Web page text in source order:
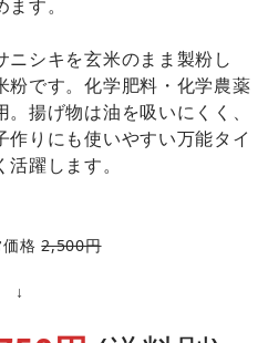
す。
ニシキを玄米のまま製粉し
粉です。化学肥料・化学農薬
揚げ物は油を吸いにくく、
りにも使いやすい万能タイ
躍します。
価格2,500円
↓